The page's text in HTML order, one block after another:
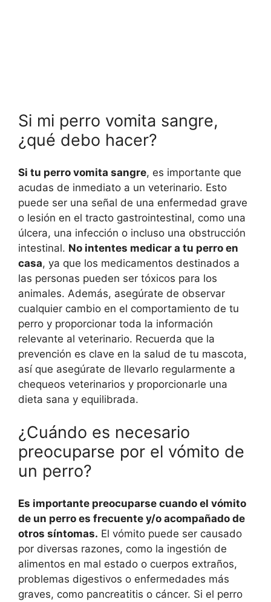
Si mi perro vomita sangre,
¿qué debo hacer?
Si tu perro vomita sangre, es importante que
acudas de inmediato a un veterinario. Esto
puede ser una señal de una enfermedad grave
o lesión en el tracto gastrointestinal, como una
úlcera, una infección o incluso una obstrucción
intestinal. No intentes medicar a tu perro en
casa, ya que los medicamentos destinados a
las personas pueden ser tóxicos para los
animales. Además, asegúrate de observar
cualquier cambio en el comportamiento de tu
perro y proporcionar toda la información
relevante al veterinario. Recuerda que la
prevención es clave en la salud de tu mascota,
así que asegúrate de llevarlo regularmente a
chequeos veterinarios y proporcionarle una
dieta sana y equilibrada.
¿Cuándo es necesario
preocuparse por el vómito de
un perro?
Es importante preocuparse cuando el vómito
de un perro es frecuente y/o acompañado de
otros síntomas. El vómito puede ser causado
por diversas razones, como la ingestión de
alimentos en mal estado o cuerpos extraños,
problemas digestivos o enfermedades más
graves, como pancreatitis o cáncer. Si el perro